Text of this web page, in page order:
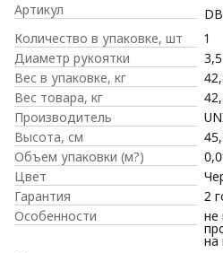
Артикул
Количество в упаковке, шт
1
Диаметр рукоятки
Вес в упаковке, кг
Вес товара, кг
Производитель
Высота, см
Объем упаковки (м?)
Цвет
Гарантия
2
Особенности
не
на